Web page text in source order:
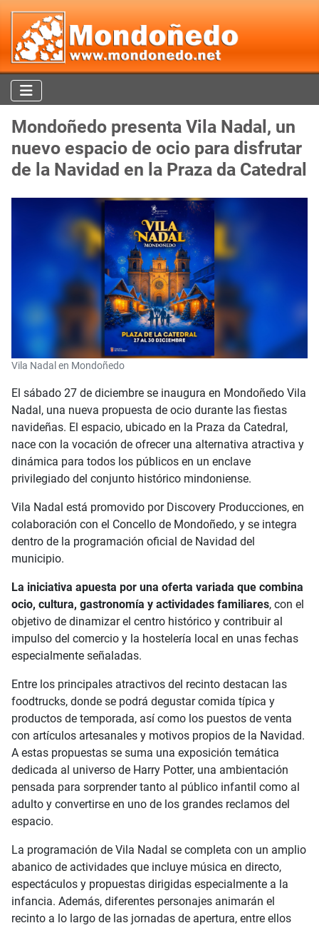
Mondoñedo presenta Vila Nadal, un
nuevo espacio de ocio para disfrutar
de la Navidad en la Praza da Catedral
Vila Nadal en Mondoñedo
El sábado 27 de diciembre se inaugura en Mondoñedo Vila
Nadal, una nueva propuesta de ocio durante las fiestas
navideñas. El espacio, ubicado en la Praza da Catedral,
nace con la vocación de ofrecer una alternativa atractiva y
dinámica para todos los públicos en un enclave
privilegiado del conjunto histórico mindoniense.
Vila Nadal está promovido por Discovery Producciones, en
colaboración con el Concello de Mondoñedo, y se integra
dentro de la programación oficial de Navidad del
municipio.
La iniciativa apuesta por una oferta variada que combina
ocio, cultura, gastronomía y actividades familiares, con el
objetivo de dinamizar el centro histórico y contribuir al
impulso del comercio y la hostelería local en unas fechas
especialmente señaladas.
Entre los principales atractivos del recinto destacan las
foodtrucks, donde se podrá degustar comida típica y
productos de temporada, así como los puestos de venta
con artículos artesanales y motivos propios de la Navidad.
A estas propuestas se suma una exposición temática
dedicada al universo de Harry Potter, una ambientación
pensada para sorprender tanto al público infantil como al
adulto y convertirse en uno de los grandes reclamos del
espacio.
La programación de Vila Nadal se completa con un amplio
abanico de actividades que incluye música en directo,
espectáculos y propuestas dirigidas especialmente a la
infancia. Además, diferentes personajes animarán el
recinto a lo largo de las jornadas de apertura, entre ellos